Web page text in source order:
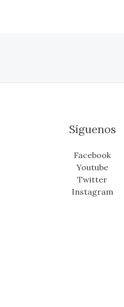
Síguenos
Facebook
Youtube
Twitter
Instagram